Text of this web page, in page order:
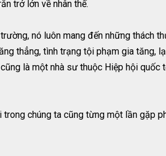
trở lớn về nhân thế.
nó luôn mang đến những thách
thẳng, tình trạng tội phạm gia tăng,
là một nhà sư thuộc Hiệp hội quốc
chúng ta cũng từng một lần gặp